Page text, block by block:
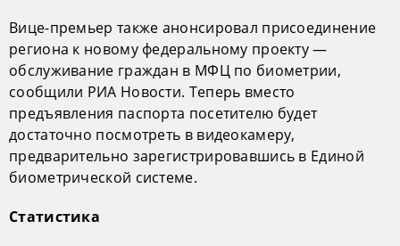
Вице-премьер также анонсировал присоединение
региона к новому федеральному проекту —
обслуживание граждан в МФЦ по биометрии,
сообщили РИА Новости. Теперь вместо
предъявления паспорта посетителю будет
достаточно посмотреть в видеокамеру,
предварительно зарегистрировавшись в Единой
биометрической системе.
Статистика